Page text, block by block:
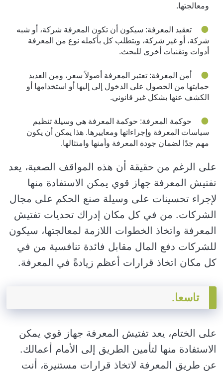
ومعالجتها.
تعقيد المعرفة: سيكون أن تكون المعرفة شركة، أو شبه
شركة، أو غير شركة، ويتطلب كل بأكمله نوع من المعرفة
أدوات وتقنيات أخرى للبحث.
أمن المعرفة: تعتبر المعرفة أصولاً سعر، ومن العديد
حمايتها من الحصول على الدخول إلى إليها أو استخدامها أو
الكشف عنها بشكل غير قانوني.
حوكمة المعرفة: حوكمة المعرفة هي وسيلة تنظيم
سياسات المعرفة وإجراءاتها ومعاييرها. هذا يمكن أن يكون
مهم جدًا لضمان جودة المعرفة وأمنها وامتثالها.
على الرغم من حقيقة أن هذه المواقف الصعبة، يعد
تفتيش المعرفة جهاز قوي يمكن الاستفادة منها
لإجراء تحسينات على وسيلة صنع الحكم على مجال
الشركات. من في كل مكان إدراك تحديات تفتيش
المعرفة واتخاذ الخطوات اللازمة لمعالجتها، سيكون
للشركات دفع المال مقابل فائدة تنافسية من في
كل مكان اتخاذ قرارات أعظم زيادةً في المعرفة.
تاسعا.
على الختام، يعد تفتيش المعرفة جهاز قوي يمكن
الاستفادة منها لتأمين الطريق إلى الأمام أعمالك.
عن طريق المعرفة لاتخاذ قرارات مستنيرة، أنت